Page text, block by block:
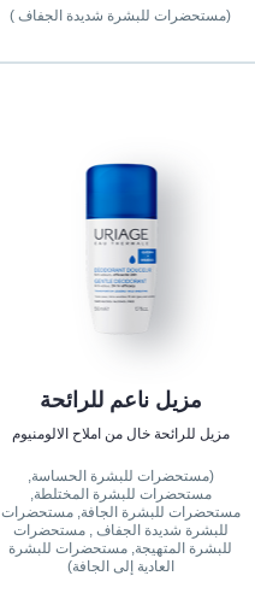
(مستحضرات للبشرة شديدة الجفاف )
مزيل ناعم للرائحة
مزيل للرائحة خال من املاح الالومنيوم
(مستحضرات للبشرة الحساسة,
مستحضرات للبشرة المختلطة,
مستحضرات للبشرة الجافة, مستحضرات
للبشرة شديدة الجفاف , مستحضرات
للبشرة المتهيجة, مستحضرات للبشرة
العادية إلى الجافة)